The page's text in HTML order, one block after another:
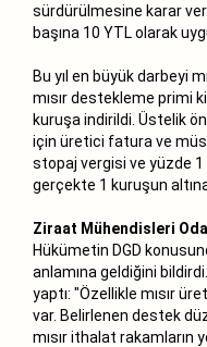
sürdürülmesine karar
başına 10 YTL olarak
Bu yıl en büyük darbeyi
mısır destekleme primi
kuruşa indirildi. Üstelik
için üretici fatura ve
stopaj vergisi ve yüzde
gerçekte 1 kuruşun
Ziraat Mühendisleri
Hükümetin DGD
anlamına geldiğini
yaptı: "Özellikle mısır
var. Belirlenen destek
mısır ithalat rakamların